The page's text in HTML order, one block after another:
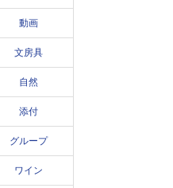
動画
文房具
自然
添付
グループ
ワイン